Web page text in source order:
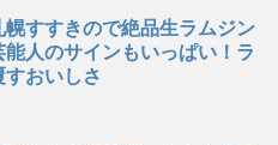
幌すすきので絶品生ラムジン
人のサインもいっぱい！ラ
おいしさ